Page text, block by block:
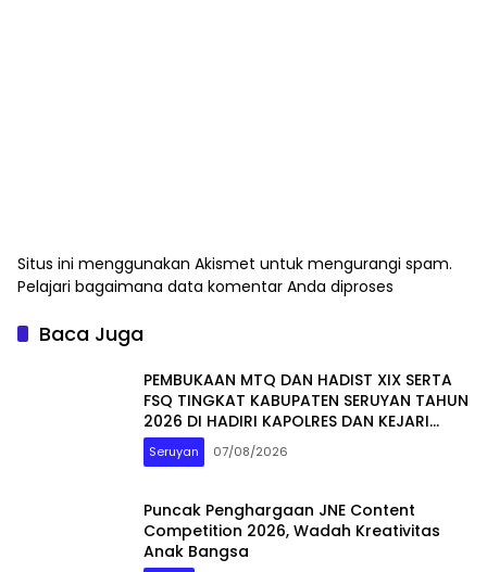
Situs ini menggunakan Akismet untuk mengurangi spam.
Pelajari bagaimana data komentar Anda diproses
Baca Juga
PEMBUKAAN MTQ DAN HADIST XIX SERTA
FSQ TINGKAT KABUPATEN SERUYAN TAHUN
2026 DI HADIRI KAPOLRES DAN KEJARI
SERUYAN
Seruyan 07/08/2026
Puncak Penghargaan JNE Content
Competition 2026, Wadah Kreativitas
Anak Bangsa